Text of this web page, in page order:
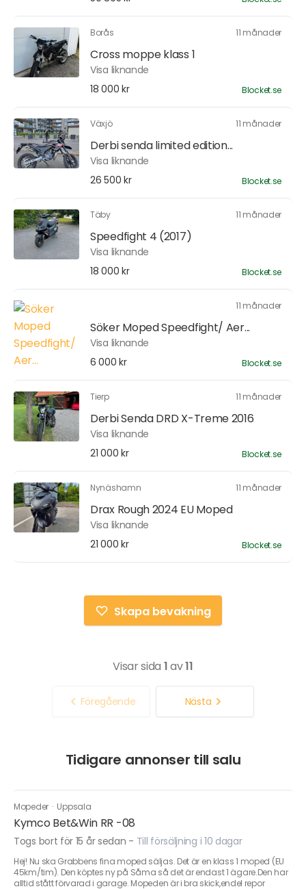
Borås 11 månader
Cross moppe klass 1
Visa liknande
18 000 kr
Blocket.se
Växjö 11 månader
Derbi senda limited edition...
Visa liknande
26 500 kr
Blocket.se
Täby 11 månader
Speedfight 4 (2017)
Visa liknande
18 000 kr
Blocket.se
11 månader
Söker Moped Speedfight/ Aer...
Visa liknande
6 000 kr
Blocket.se
Tierp 11 månader
Derbi Senda DRD X-Treme 2016
Visa liknande
21 000 kr
Blocket.se
Nynäshamn 11 månader
Drax Rough 2024 EU Moped
Visa liknande
21 000 kr
Blocket.se
Skapa bevakning
Visar sida 1av11
Föregående Nästa
Tidigare annonser till salu
Mopeder · Uppsala
Kymco Bet&Win RR -08
Togs bort för 15 år sedan - Till försäljning i 10 dagar
Hej! Nu ska Grabbens fina moped säljas. Det är en klass 1 moped (EU
45km/tim). Den köptes ny på Såma så det är endast 1 ägare.Den har
alltid stått förvarad i garage. Mopeden är i bra skick,endel repor